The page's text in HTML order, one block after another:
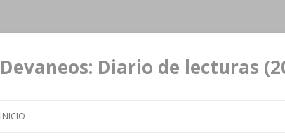
Devaneos: Diario de lecturas
INICIO